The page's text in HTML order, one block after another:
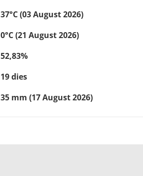
37°C (03 August 2026)
0°C (21 August 2026)
52,83%
19 dies
35 mm (17 August 2026)